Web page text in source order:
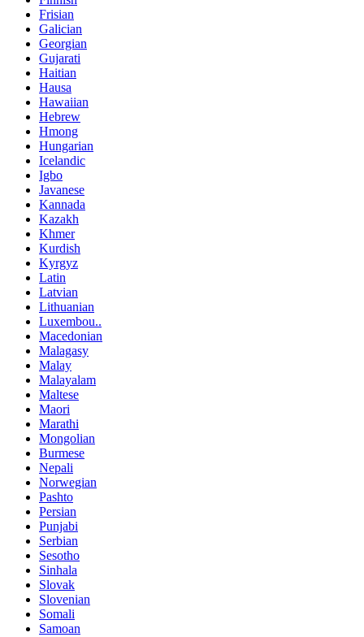
Frisian
Galician
Georgian
Gujarati
Haitian
Hausa
Hawaiian
Hebrew
Hmong
Hungarian
Icelandic
Igbo
Javanese
Kannada
Kazakh
Khmer
Kurdish
Kyrgyz
Latin
Latvian
Lithuanian
Luxembou..
Macedonian
Malagasy
Malay
Malayalam
Maltese
Maori
Marathi
Mongolian
Burmese
Nepali
Norwegian
Pashto
Persian
Punjabi
Serbian
Sesotho
Sinhala
Slovak
Slovenian
Somali
Samoan